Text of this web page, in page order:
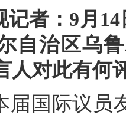
记者：9月
自治区乌
人对此有何
届国际议员